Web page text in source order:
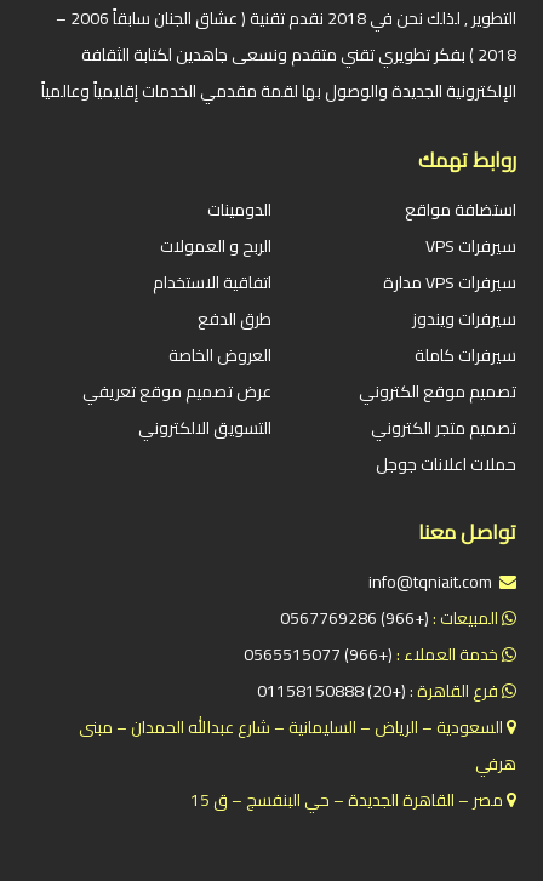
التطوير , لذلك نحن في 2018 نقدم تقنية ( عشاق الجنان سابقاً 2006 –
2018 ) بفكر تطويري تقني متقدم ونسعى جاهدين لكتابة الثقافة
الإلكترونية الجديدة والوصول بها لقمة مقدمي الخدمات إقليمياً وعالمياً
روابط تهمك
استضافة مواقع
سيرفرات VPS
سيرفرات VPS مدارة
سيرفرات ويندوز
سيرفرات كاملة
تصميم موقع الكتروني
تصميم متجر الكتروني
حملات اعلانات جوجل
الدومينات
الربح و العمولات
اتفاقية الاستخدام
طرق الدفع
العروض الخاصة
عرض تصميم موقع تعريفي
التسويق الالكتروني
تواصل معنا
المبيعات :(+966) 0567769286
خدمة العملاء :(+966) 0565515077
فرع القاهرة :(+20) 01158150888
السعودية – الرياض – السليمانية – شارع عبدالله الحمدان – مبنى
هرفي
مصر – القاهرة الجديدة – حي البنفسج – ق 15